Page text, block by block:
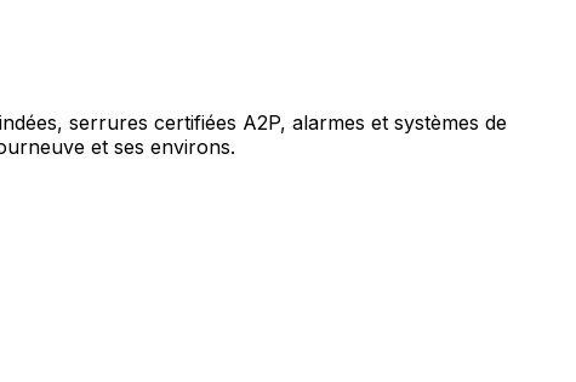
serrures certifiées A2P, alarmes et systèmes de
et ses environs.